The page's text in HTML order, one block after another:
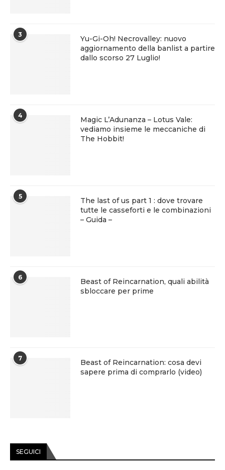
3
Yu-Gi-Oh! Necrovalley: nuovo
aggiornamento della banlist a partire
dallo scorso 27 Luglio!
4
Magic L’Adunanza – Lotus Vale:
vediamo insieme le meccaniche di
The Hobbit!
5
The last of us part 1 : dove trovare
tutte le casseforti e le combinazioni
– Guida –
6
Beast of Reincarnation, quali abilità
sbloccare per prime
7
Beast of Reincarnation: cosa devi
sapere prima di comprarlo (video)
SEGUICI